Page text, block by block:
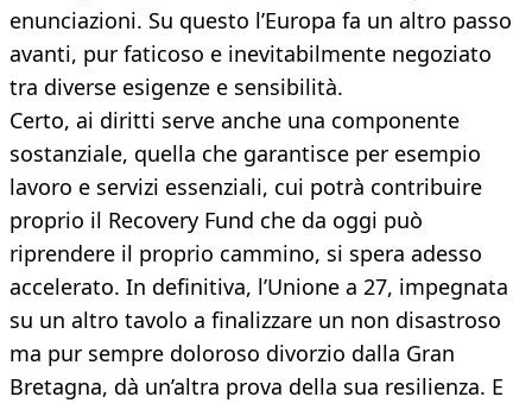
enunciazioni. Su questo l’Europa fa un altro passo
avanti, pur faticoso e inevitabilmente negoziato
tra diverse esigenze e sensibilità.
Certo, ai diritti serve anche una componente
sostanziale, quella che garantisce per esempio
lavoro e servizi essenziali, cui potrà contribuire
proprio il Recovery Fund che da oggi può
riprendere il proprio cammino, si spera adesso
accelerato. In definitiva, l’Unione a 27, impegnata
su un altro tavolo a finalizzare un non disastroso
ma pur sempre doloroso divorzio dalla Gran
Bretagna, dà un’altra prova della sua resilienza. E